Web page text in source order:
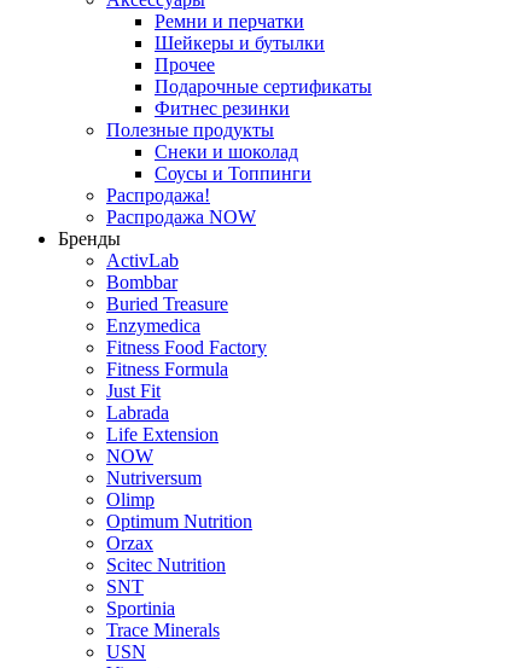
Ремни и перчатки
Шейкеры и бутылки
Прочее
Подарочные сертификаты
Фитнес резинки
Полезные продукты
Снеки и шоколад
Соусы и Топпинги
Распродажа!
Распродажа NOW
Бренды
ActivLab
Bombbar
Buried Treasure
Enzymedica
Fitness Food Factory
Fitness Formula
Just Fit
Labrada
Life Extension
NOW
Nutriversum
Olimp
Optimum Nutrition
Orzax
Scitec Nutrition
SNT
Sportinia
Trace Minerals
USN